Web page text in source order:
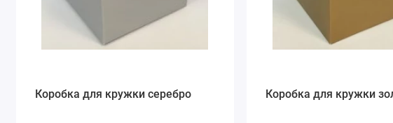
Коробка для кружки серебро Коробка для кружки